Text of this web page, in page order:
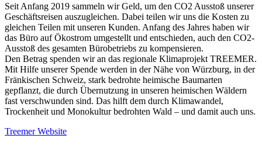
Seit Anfang 2019 sammeln wir Geld, um den CO2 Ausstoß unserer
Geschäftsreisen auszugleichen. Dabei teilen wir uns die Kosten zu
gleichen Teilen mit unseren Kunden. Anfang des Jahres haben wir
das Büro auf Ökostrom umgestellt und entschieden, auch den CO2-
Ausstoß des gesamten Bürobetriebs zu kompensieren.
Den Betrag spenden wir an das regionale Klimaprojekt TREEMER.
Mit Hilfe unserer Spende werden in der Nähe von Würzburg, in der
Fränkischen Schweiz, stark bedrohte heimische Baumarten
gepflanzt, die durch Übernutzung in unseren heimischen Wäldern
fast verschwunden sind. Das hilft dem durch Klimawandel,
Trockenheit und Monokultur bedrohten Wald – und damit auch uns.
Treemer Website